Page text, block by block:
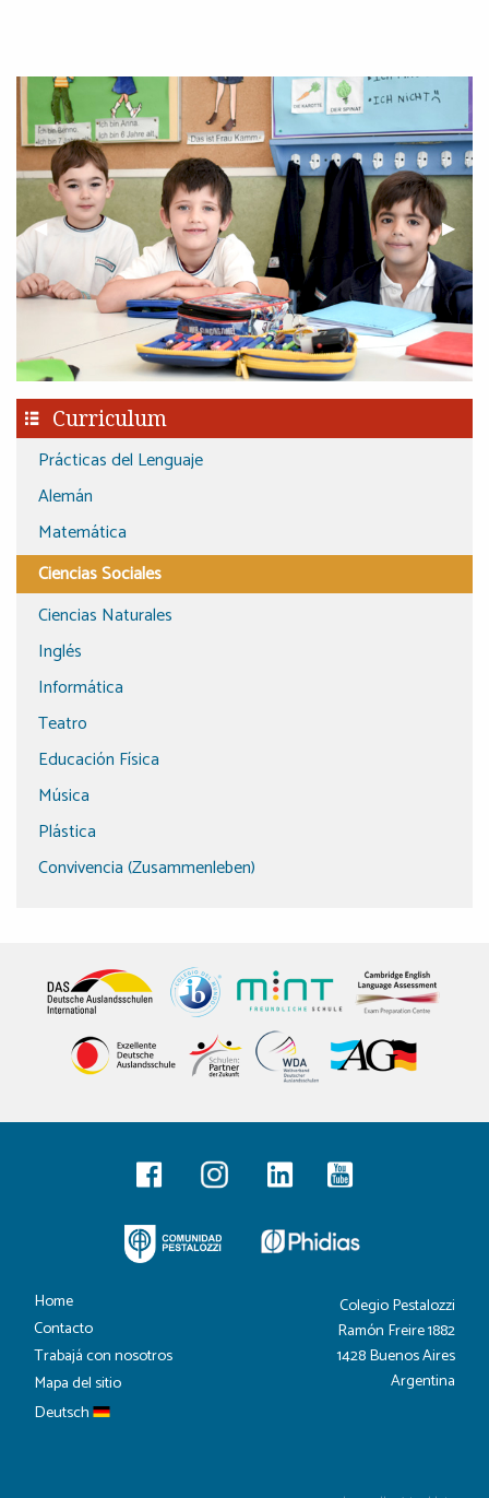
Previous Slide
◀︎ Next
▶︎
Curriculum
Prácticas del Lenguaje
Alemán
Matemática
Ciencias Sociales
Ciencias Naturales
Inglés
Informática
Teatro
Educación Física
Música
Plástica
Convivencia (Zusammenleben)
Home
Contacto
Trabajá con nosotros
Mapa del sitio
Deutsch
Colegio Pestalozzi
Ramón Freire 1882
1428 Buenos Aires
Argentina